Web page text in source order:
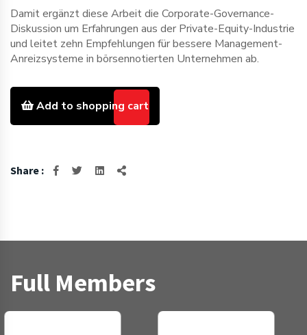
Damit ergänzt diese Arbeit die Corporate-Governance-
Diskussion um Erfahrungen aus der Private-Equity-Industrie
und leitet zehn Empfehlungen für bessere Management-
Anreizsysteme in börsennotierten Unternehmen ab.
Add to shopping cart
Share :
Full Members